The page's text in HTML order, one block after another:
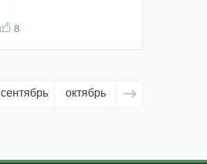
8
сентябрь октябрь ноябрь